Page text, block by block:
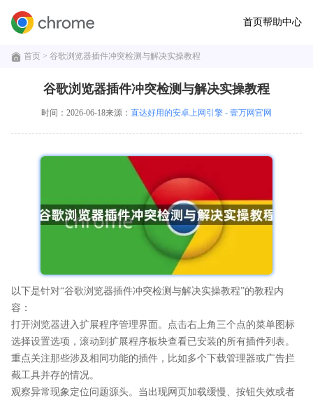
首页帮助中心
首页 > 谷歌浏览器插件冲突检测与解决实操教程
谷歌浏览器插件冲突检测与解决实操教程
时间：2026-06-18来源： 直达好用的安卓上网引擎 - 壹万网官网
以下是针对“谷歌浏览器插件冲突检测与解决实操教程”的教程内
容：
打开浏览器进入扩展程序管理界面。点击右上角三个点的菜单图标
选择设置选项，滚动到扩展程序板块查看已安装的所有插件列表。
重点关注那些涉及相同功能的插件，比如多个下载管理器或广告拦
截工具并存的情况。
观察异常现象定位问题源头。当出现网页加载缓慢、按钮失效或者